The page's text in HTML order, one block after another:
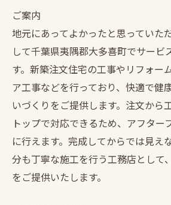
ご案内
地元にあってよかったと思っていた
して千葉県夷隅郡大多喜町でサービ
す。新築注文住宅の工事やリフォー
ア工事などを行っており、快適で健
いづくりをご提供します。注文から
トップで対応できるため、アフター
に行えます。完成してからでは見え
分も丁寧な施工を行う工務店として
をご提供いたします。